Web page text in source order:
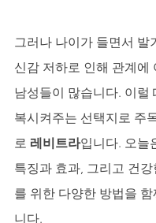
그러나 나이가 들면서 발
신감 저하로 인해 관계에
남성들이 많습니다. 이럴
복시켜주는 선택지로 주
로 레비트라입니다. 오늘
특징과 효과, 그리고 건
를 위한 다양한 방법을
니다.